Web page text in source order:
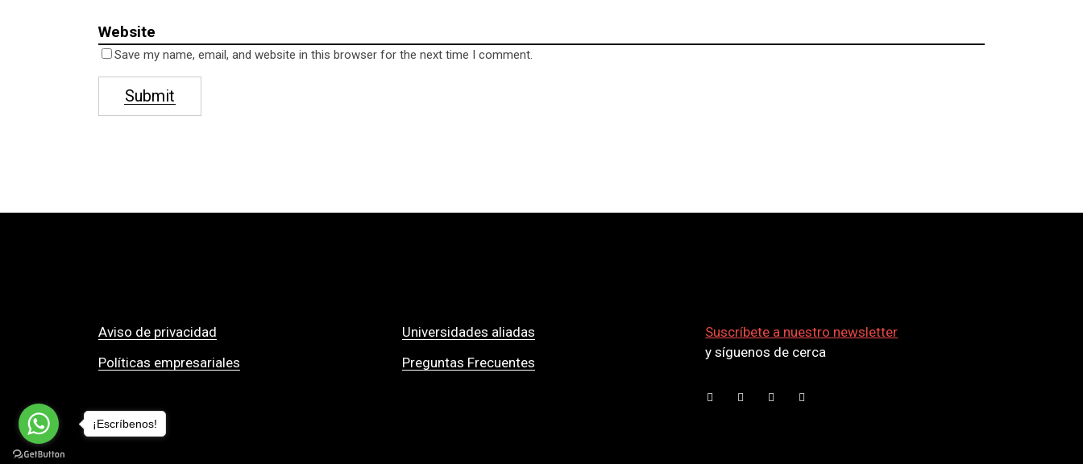
Save my name, email, and website in this browser for the next time I comment.
Submit
Aviso de privacidad
Políticas empresariales
Universidades aliadas
Preguntas Frecuentes
Suscríbete a nuestro newsletter
y síguenos de cerca
¡Escríbenos!